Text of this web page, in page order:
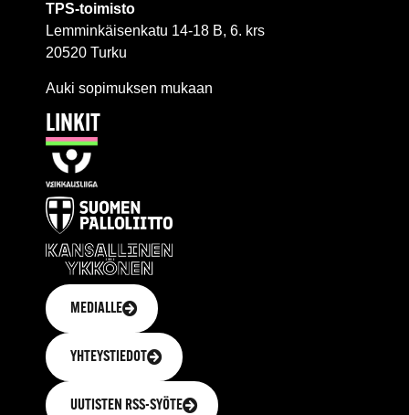
TPS-toimisto
Lemminkäisenkatu 14-18 B, 6. krs
20520 Turku
Auki sopimuksen mukaan
LINKIT
MEDIALLE
YHTEYSTIEDOT
UUTISTEN RSS-SYÖTE